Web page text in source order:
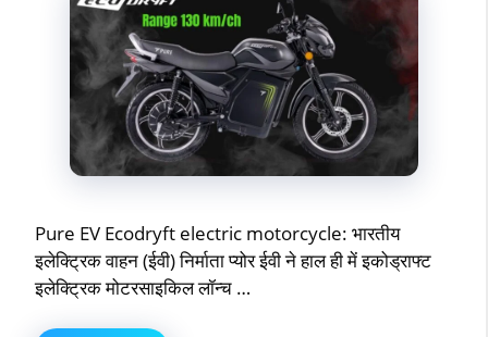
Pure EV Ecodryft electric motorcycle: भारतीय
इलेक्ट्रिक वाहन (ईवी) निर्माता प्योर ईवी ने हाल ही में इकोड्राफ्ट
इलेक्ट्रिक मोटरसाइकिल लॉन्च …